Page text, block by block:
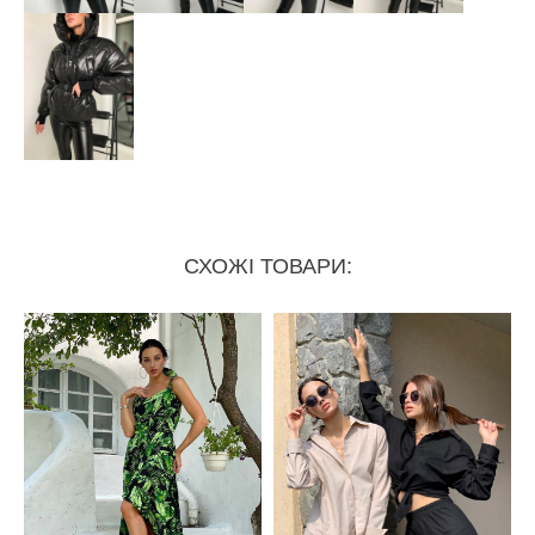
СХОЖІ ТОВАРИ: